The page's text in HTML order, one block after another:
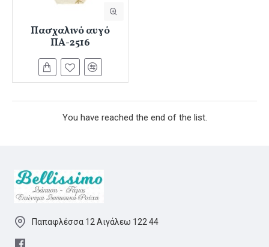
Πασχαλινό αυγό
ΠΑ-2516
You have reached the end of the list.
Παπαφλέσσα 12 Αιγάλεω 122 44